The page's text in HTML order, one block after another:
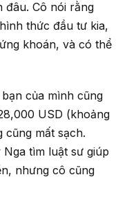
đâu. Cô nói rằng
thức đầu tư kia,
khoán, và có thể
của mình cũng
USD (khoảng
mất sạch.
tìm luật sư giúp
nhưng cô cũng